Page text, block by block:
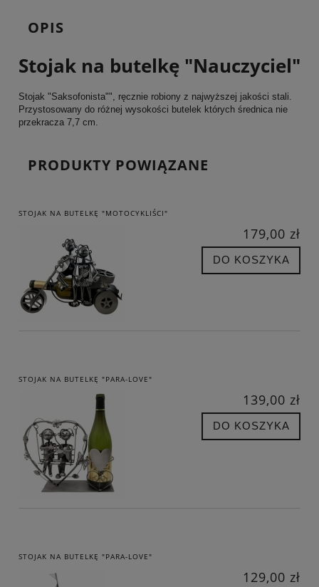
OPIS
Stojak na butelkę "Nauczyciel"
Stojak "Saksofonista"", ręcznie robiony z najwyższej jakości stali.
Przystosowany do różnej wysokości butelek których średnica nie
przekracza 7,7 cm.
PRODUKTY POWIĄZANE
STOJAK NA BUTELKĘ "MOTOCYKLIŚCI"
179,00 zł
DO KOSZYKA
STOJAK NA BUTELKĘ "PARA-LOVE"
139,00 zł
DO KOSZYKA
STOJAK NA BUTELKĘ "PARA-LOVE"
129,00 zł